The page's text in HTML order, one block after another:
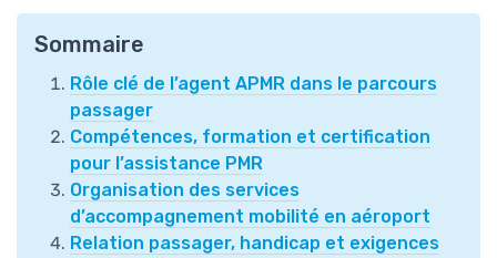
Sommaire
Rôle clé de l’agent APMR dans le parcours
passager
Compétences, formation et certification
pour l’assistance PMR
Organisation des services
d’accompagnement mobilité en aéroport
Relation passager, handicap et exigences